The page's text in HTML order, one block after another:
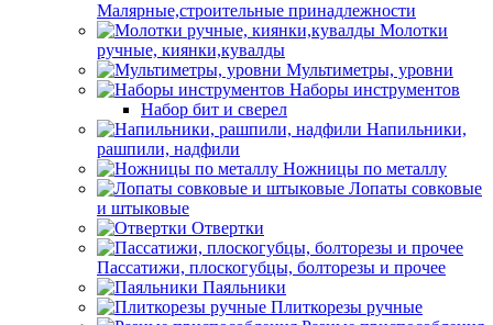
Малярные,строительные принадлежности
Молотки
ручные, киянки,кувалды
Мультиметры, уровни
Наборы инструментов
Набор бит и сверел
Напильники,
рашпили, надфили
Ножницы по металлу
Лопаты совковые
и штыковые
Отвертки
Пассатижи, плоскогубцы, болторезы и прочее
Паяльники
Плиткорезы ручные